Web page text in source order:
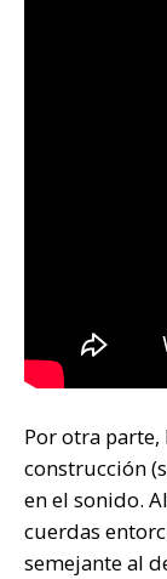
Por otra parte,
construcción
en el sonido.
cuerdas
semejante al